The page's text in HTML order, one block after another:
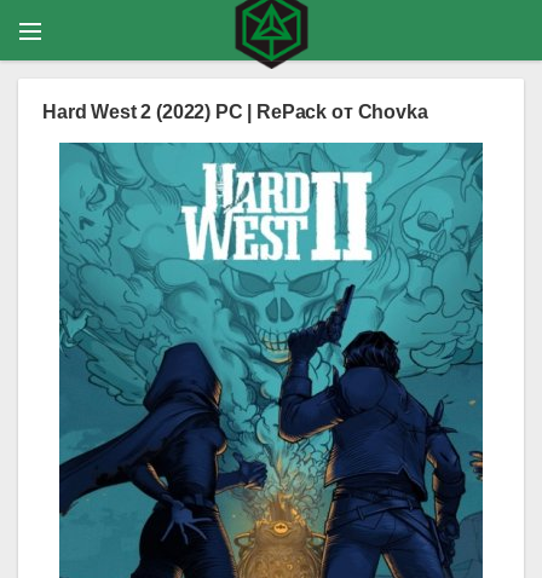
Hard West 2 (2022) PC | RePack от Chovka